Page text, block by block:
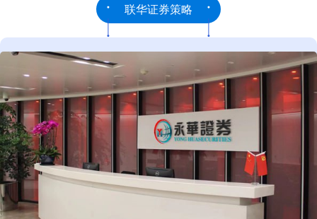
联华证券策略